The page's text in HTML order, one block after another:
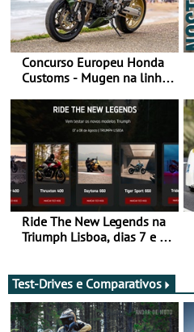
Concurso Europeu Honda
Customs - Mugen na linha
ganhar
Ride The New Legends na
Triumph Lisboa, dias 7 e 8
Test-Drives e Comparativos